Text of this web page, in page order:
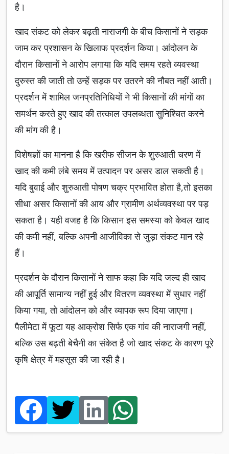
है।
खाद संकट को लेकर बढ़ती नाराजगी के बीच किसानों ने सड़क
जाम कर प्रशासन के खिलाफ प्रदर्शन किया। आंदोलन के
दौरान किसानों ने आरोप लगाया कि यदि समय रहते व्यवस्था
दुरुस्त की जाती तो उन्हें सड़क पर उतरने की नौबत नहीं आती।
प्रदर्शन में शामिल जनप्रतिनिधियों ने भी किसानों की मांगों का
समर्थन करते हुए खाद की तत्काल उपलब्धता सुनिश्चित करने
की मांग की है।
विशेषज्ञों का मानना है कि खरीफ सीजन के शुरुआती चरण में
खाद की कमी लंबे समय में उत्पादन पर असर डाल सकती है।
यदि बुवाई और शुरुआती पोषण चक्र प्रभावित होता है,तो इसका
सीधा असर किसानों की आय और ग्रामीण अर्थव्यवस्था पर पड़
सकता है। यही वजह है कि किसान इस समस्या को केवल खाद
की कमी नहीं, बल्कि अपनी आजीविका से जुड़ा संकट मान रहे
हैं।
प्रदर्शन के दौरान किसानों ने साफ कहा कि यदि जल्द ही खाद
की आपूर्ति सामान्य नहीं हुई और वितरण व्यवस्था में सुधार नहीं
किया गया, तो आंदोलन को और व्यापक रूप दिया जाएगा।
पैलीमेटा में फूटा यह आक्रोश सिर्फ एक गांव की नाराजगी नहीं,
बल्कि उस बढ़ती बेचैनी का संकेत है जो खाद संकट के कारण पूरे
कृषि क्षेत्र में महसूस की जा रही है।